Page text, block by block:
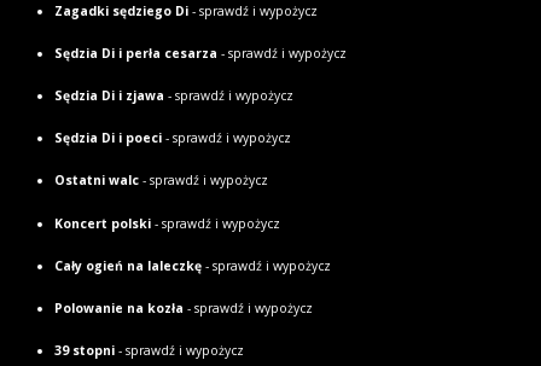
Zagadki sędziego Di- sprawdź i wypożycz
Sędzia Di i perła cesarza - sprawdź i wypożycz
Sędzia Di i zjawa - sprawdź i wypożycz
Sędzia Di i poeci- sprawdź i wypożycz
Ostatni walc- sprawdź i wypożycz
Koncert polski- sprawdź i wypożycz
Cały ogień na laleczkę- sprawdź i wypożycz
Polowanie na kozła - sprawdź i wypożycz
39 stopni- sprawdź i wypożycz